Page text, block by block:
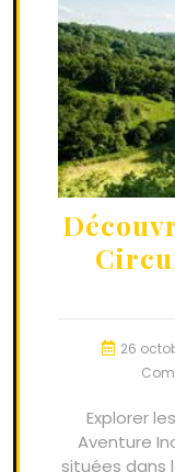
26
Explorer
Aventure
situées dans